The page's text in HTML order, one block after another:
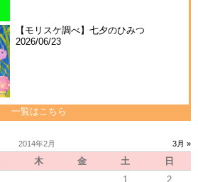
【モリスケ調べ】七夕のひみつ
2026/06/23
一覧はこちら
2014年2月 3月 »
木 金 土
日
1
2